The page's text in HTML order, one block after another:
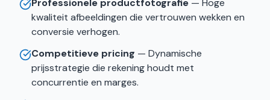
Professionele productfotografie — Hoge
kwaliteit afbeeldingen die vertrouwen wekken en
conversie verhogen.
Competitieve pricing — Dynamische
prijsstrategie die rekening houdt met
concurrentie en marges.